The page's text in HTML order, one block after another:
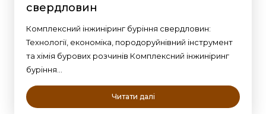
свердловин
Комплексний інжиніринг буріння свердловин:
Технології, економіка, породоруйнівний інструмент
та хімія бурових розчинів Комплексний інжиніринг
буріння…
Читати далі